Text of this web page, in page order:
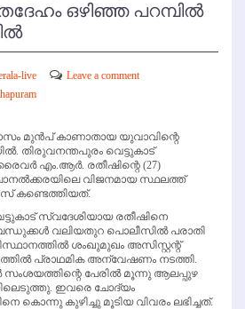
ഒഴിഞ്ഞ പറമ്പില്‍
live
Leave a comment
മുന്‍പ് കാണാതായ യുവാവിന്റെ
തിരുവനന്തപുരം വെട്ടുകാട്
എം.ആര്‍. രതീഷിന്റെ (27)
വിജനമായ സ്ഥലത്ത്
കണ്ടെത്തിയത്.
സ്വദേശിയായ രതീഷിനെ
വലിയതുറ പൊലീസില്‍ പരാതി
ശംഖുമുഖം അസിസ്റ്റന്റ്
പ്രാഥമിക അന്വേഷണം നടത്തി.
പേരില്‍ മൂന്നു ആലപ്പുഴ
ഇവരെ ചോദ്യം
കൊന്നു കുഴിച്ചു മൂടിയ വിവരം ലഭിച്ചത്.